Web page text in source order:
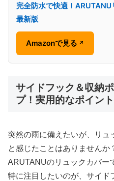
完全防水で快適！
最新版
Amazonで見る ↗
サイドフック＆収納
プ！実用的なポイント
突然の雨に備えたいが、リュ
と感じたことはありませんか
ARUTANUのリュックカバー
特に注目したいのが、サイド